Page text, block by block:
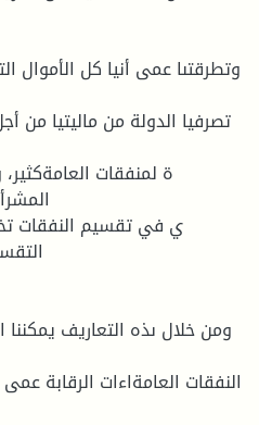
وتطرقتىا عمى أنيا كل الأموال
تصرفيا الدولة من ماليتيا من
ة لمنفقات
ي في تقسيم النفقات
ومن خلال ىذه التعاريف يمكننا
النفقات العامةاءات الرقابة